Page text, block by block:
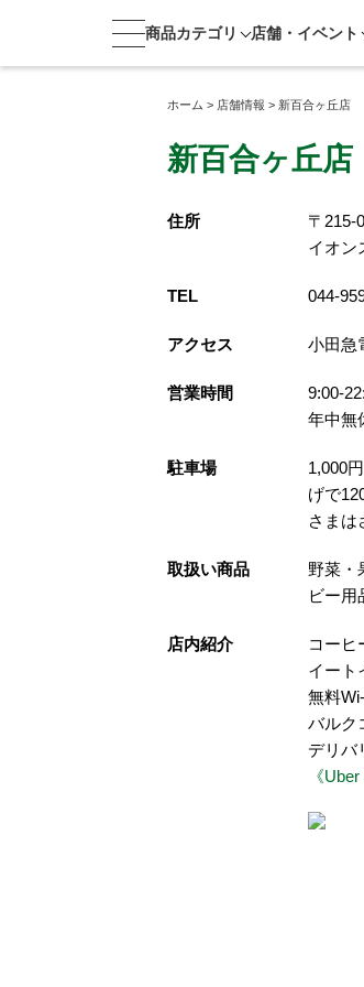
商品カテゴリ 店舗・ イベント
ホーム > 店舗情報 > 新百合ヶ丘店
新百合ヶ丘店
住所
〒215-
イオン
TEL 044-
アクセス 小田急
営業時間
9:00-
年中無
駐車場
1,000
げで
さまは
取扱い商品
野菜・
ビー用
店内紹介
コーヒ
イート
無料
バルク
デリバ
《Uber